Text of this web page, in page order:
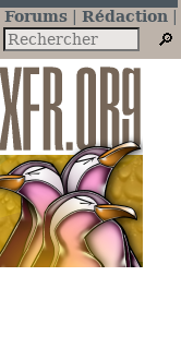
Forums
Rédaction